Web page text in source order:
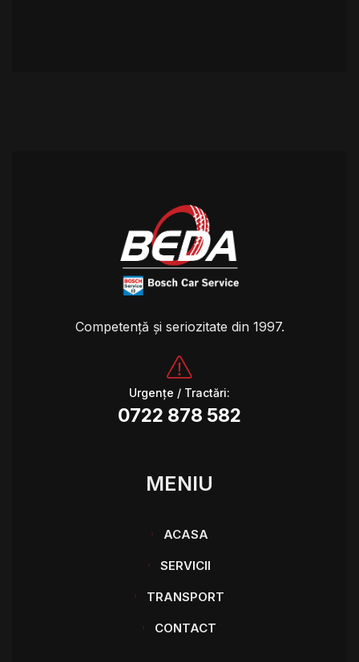
Competență și seriozitate din 1997.
Urgențe / Tractări:
0722 878 582
MENIU
ACASA
SERVICII
TRANSPORT
CONTACT